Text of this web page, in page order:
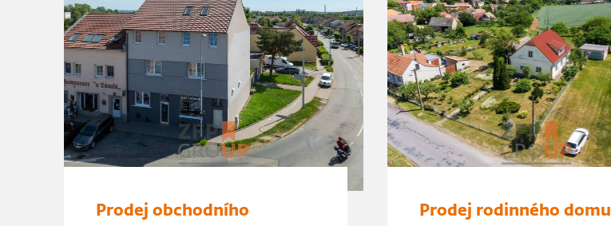
Prodej obchodního
Prodej rodinného domu